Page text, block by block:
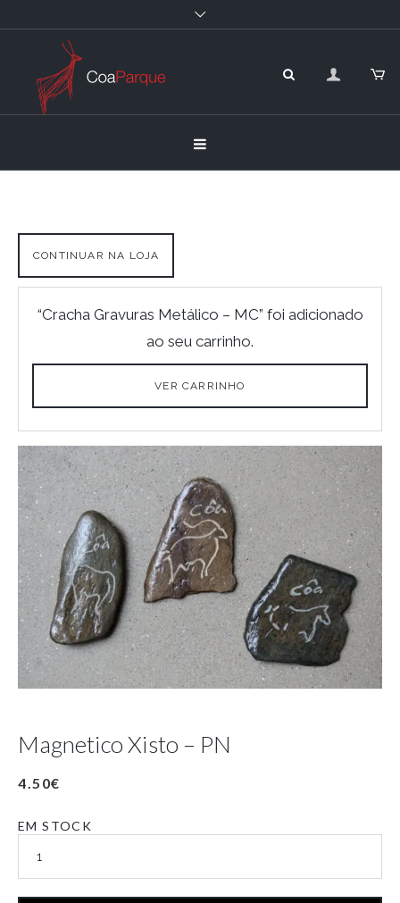
CONTINUAR NA LOJA
“Cracha Gravuras Metálico – MC” foi adicionado
ao seu carrinho.
VER CARRINHO
Magnetico Xisto – PN
4.50€
EM STOCK